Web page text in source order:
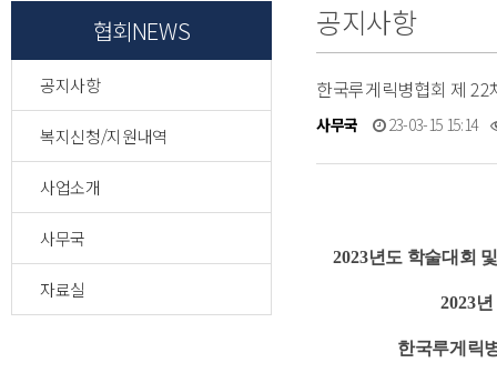
협회NEWS
공지사항
복지신청/지원내역
사업소개
사무국
자료실
공지사항
한국루게릭병협회 제
사무국 23-03-15 15:14
2023년도 학술대회
2023년
한국루게릭병협